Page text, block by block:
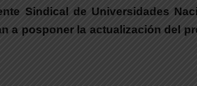
Sindical de Universidades
a posponer la actualización del